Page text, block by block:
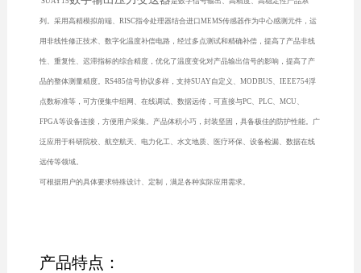
列。采用高精模拟前端、RISC指令处理器结合进口MEMS传感器作为中心感测元件，运
用非线性修正技术、数字化温度补偿电路，经过多点测试和精确补偿，提高了产品非线
性、重复性、迟滞指标的综合精度，优化了温度变化对产品输出信号的影响，提高了产
品的整体测量精度。RS485信号协议多样，支持SUAY自定义、MODBUS、IEEE754浮
点数标准等，可方便集中组网、在线调试、数据远传，可直接与PC、PLC、MCU、
FPGA等设备连接，方便用户采集。产品体积小巧，封装坚固，具备极佳的防护性能。广
泛应用于科研院校、航空航天、电力化工、水文地质、医疗环保、设备检漏、数据在线
远传等领域。
可根据用户的具体要求特殊设计、定制，满足各种实际应用需求。
产品特点：